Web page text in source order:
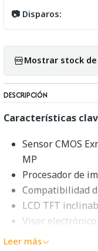
📷 Disparos:
Mostrar stock
DESCRIPCIÓN
Características
Sensor CMOS
MP
Procesador de
Compatibilidad
LCD TFT
Visor electrónico
1080/60p
Leer más